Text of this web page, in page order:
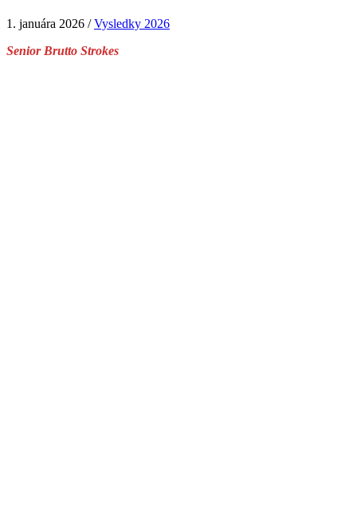
1. januára 2026 /Vysledky 2026
Senior Brutto Strokes